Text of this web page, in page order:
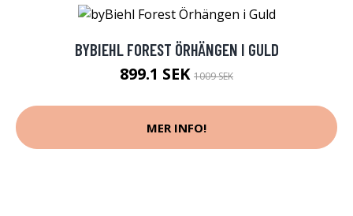
BYBIEHL FOREST ÖRHÄNGEN I GULD
899.1 SEK 1009 SEK
MER INFO!